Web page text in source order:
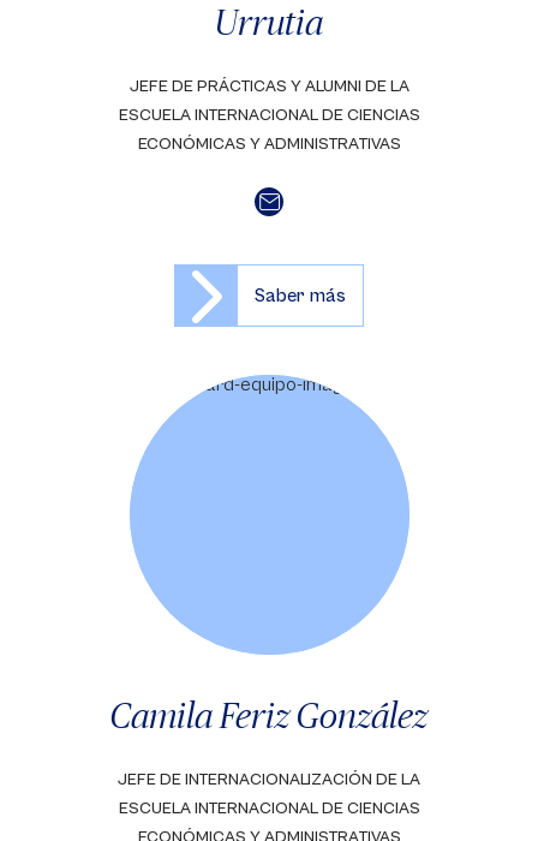
Urrutia
JEFE DE PRÁCTICAS Y ALUMNI DE LA
ESCUELA INTERNACIONAL DE CIENCIAS
ECONÓMICAS Y ADMINISTRATIVAS
Saber más
Camila Feriz González
JEFE DE INTERNACIONALIZACIÓN DE LA
ESCUELA INTERNACIONAL DE CIENCIAS